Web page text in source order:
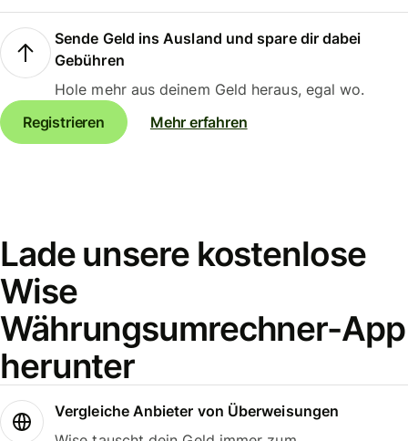
Sende Geld ins Ausland und spare dir dabei
Gebühren
Hole mehr aus deinem Geld heraus, egal wo.
Registrieren
Mehr erfahren
Lade unsere kostenlose
Wise
Währungsumrechner-App
herunter
Vergleiche Anbieter von Überweisungen